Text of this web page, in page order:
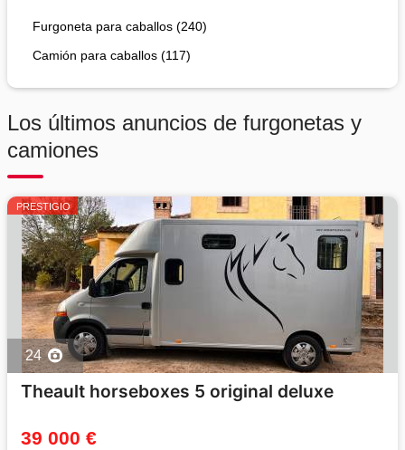
Furgoneta para caballos (240)
Camión para caballos (117)
Los últimos anuncios de furgonetas y
camiones
PRESTIGIO
24
Theault horseboxes 5 original deluxe
39 000 €